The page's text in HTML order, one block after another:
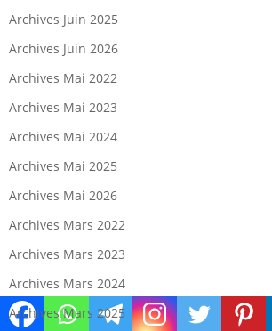
Archives Juin 2025
Archives Juin 2026
Archives Mai 2022
Archives Mai 2023
Archives Mai 2024
Archives Mai 2025
Archives Mai 2026
Archives Mars 2022
Archives Mars 2023
Archives Mars 2024
Archives Mars 2025